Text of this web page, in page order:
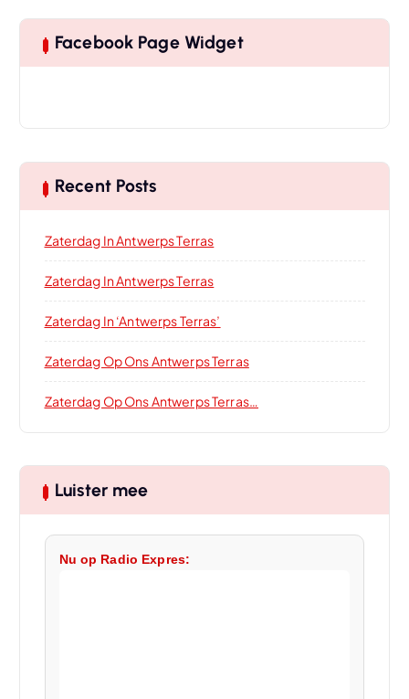
Facebook Page Widget
Recent Posts
Zaterdag In Antwerps Terras
Zaterdag In Antwerps Terras
Zaterdag In ‘Antwerps Terras’
Zaterdag Op Ons Antwerps Terras
Zaterdag Op Ons Antwerps Terras…
Luister mee
Nu op Radio Expres: